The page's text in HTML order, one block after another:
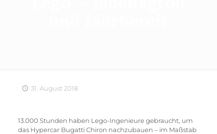
31. August 2018
13.000 Stunden haben Lego-Ingenieure gebraucht, um
das Hypercar Bugatti Chiron nachzubauen – im Maßstab